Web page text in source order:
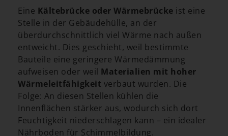
Eine Kältebrücke oder Wärmebrücke ist eine
Stelle in der Gebäudehülle, an der
überdurchschnittlich viel Wärme nach außen
entweicht. Dies geschieht, weil bestimmte
Bauteile eine geringere Wärmedämmung
aufweisen oder weil Materialien mit hoher
Wärmeleitfähigkeit verbaut wurden. Die
Folge: An diesen Stellen kühlen die
Innenflächen stärker aus, wodurch sich dort
Feuchtigkeit niederschlagen kann – ein idealer
Nährboden für Schimmelbildung.